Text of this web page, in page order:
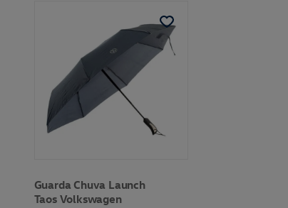
Guarda Chuva Launch
Taos Volkswagen